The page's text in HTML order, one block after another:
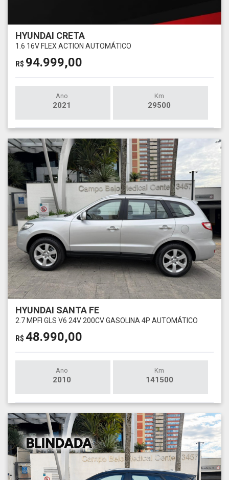
HYUNDAI CRETA
1.6 16V FLEX ACTION AUTOMÁTICO
R$ 94.999,00
Ano
2021
Km
29500
HYUNDAI SANTA FE
2.7 MPFI GLS V6 24V 200CV GASOLINA 4P AUTOMÁTICO
R$ 48.990,00
Ano
2010
Km
141500